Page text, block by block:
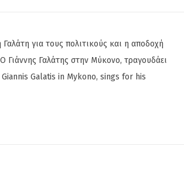
Γαλάτη για τους πολιτικούς και η αποδοχή
Γιάννης Γαλάτης στην Μύκονο, τραγουδάει
Galatis in Mykono, sings for his